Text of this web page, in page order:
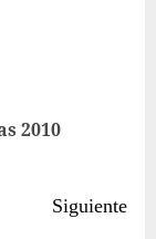
2010
Siguiente